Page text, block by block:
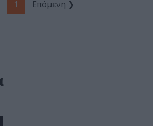
1 Επόμενη ❯